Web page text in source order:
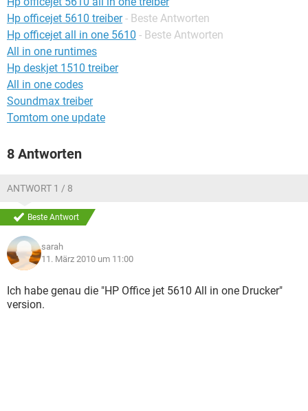
Hp officejet 5610 treiber - Beste Antworten
Hp officejet all in one 5610 - Beste Antworten
All in one runtimes
Hp deskjet 1510 treiber
All in one codes
Soundmax treiber
Tomtom one update
8 Antworten
ANTWORT 1 / 8
Beste Antwort
sarah
11. März 2010 um 11:00
Ich habe genau die "HP Office jet 5610 All in one Drucker"
version.